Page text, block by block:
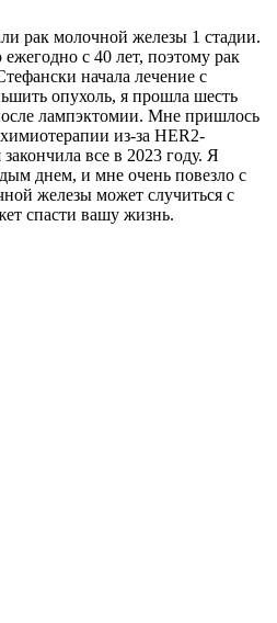
рак молочной железы 1 стадии.
с 40 лет, поэтому рак
начала лечение с
опухоль, я прошла шесть
лампэктомии. Мне пришлось
из-за HER2-
все в 2023 году. Я
днем, и мне очень повезло с
железы может случиться с
спасти вашу жизнь.